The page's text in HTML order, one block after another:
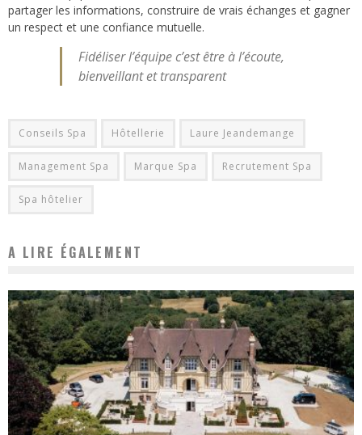
partager les informations, construire de vrais échanges et gagner
un respect et une confiance mutuelle.
Fidéliser l’équipe c’est être à l’écoute,
bienveillant et transparent
Conseils Spa Hôtellerie Laure Jeandemange
Management Spa Marque Spa Recrutement Spa
Spa hôtelier
A LIRE ÉGALEMENT